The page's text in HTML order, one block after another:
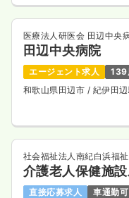
医療法人研医会 田辺中央
田辺中央病院
エージェント求人 139
和歌山県田辺市 / 紀伊田
社会福祉法人南紀白浜福
介護老人保健施
直接応募求人 車通勤可